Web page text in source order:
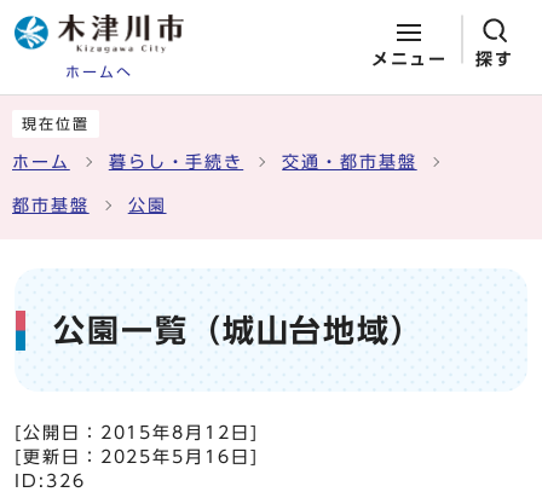
ホームへ
メニュー 探す
現在位置
ホーム 暮らし・手続き 交通・都市基盤
都市基盤 公園
公園一覧（城山台地域）
[公開日： 2015年8月12日
[更新日： 2025年5月16日
ID:326